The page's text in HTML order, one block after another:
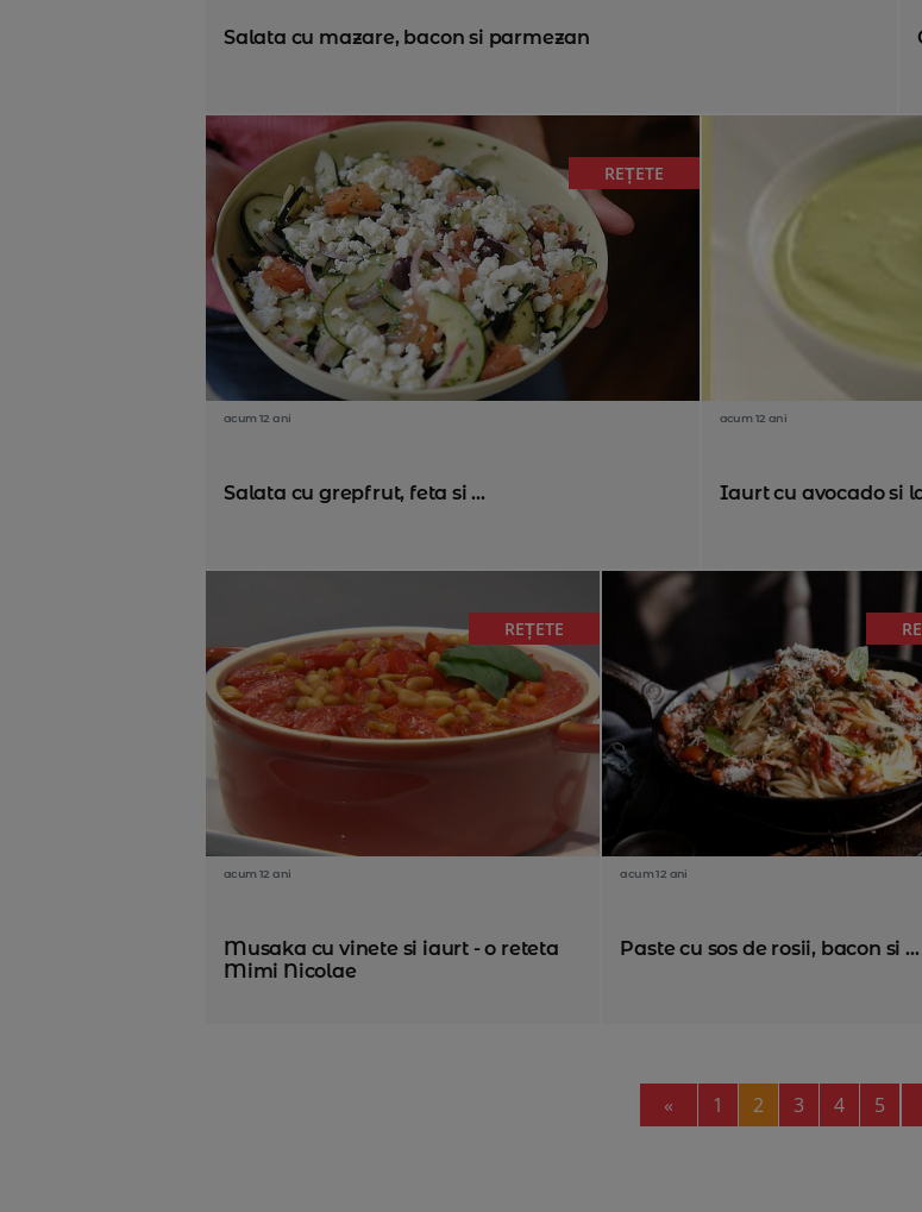
Salata cu mazare, bacon si parmezan
REȚETE
acum 12 ani
Salata cu grepfrut, feta si ...
acum 12 ani
Iaurt cu avocado si
REȚETE
acum 12 ani
Musaka cu vinete si iaurt - o reteta
Mimi Nicolae
acum 12 ani
Paste cu sos de rosii, bacon si ...
« Previous
1 2 3 4 5